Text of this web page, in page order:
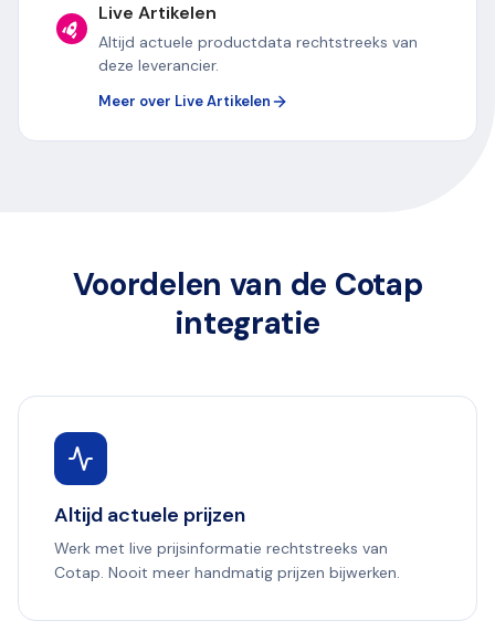
Live Artikelen
Altijd actuele productdata rechtstreeks van
deze leverancier.
Meer over Live Artikelen
Voordelen van de Cotap
integratie
Altijd actuele prijzen
Werk met live prijsinformatie rechtstreeks van
Cotap. Nooit meer handmatig prijzen bijwerken.